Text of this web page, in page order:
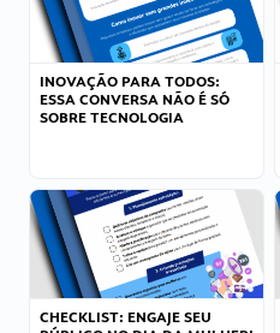
INOVAÇÃO PARA TODOS:
ESSA CONVERSA NÃO É SÓ
SOBRE TECNOLOGIA
CHECKLIST: ENGAJE SEU